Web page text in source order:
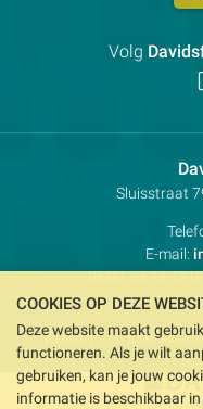
Adres:
Sluisstraat
E-mail:
IBAN:BE98
Privacy
Volg
COOKIES OP DEZE
Deze website maakt
functioneren. Als je wilt
gebruiken, kan je jouw
informatie is beschikbaar